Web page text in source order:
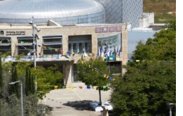
מכבי מעלות: 13 מדליות באליפות ישראל